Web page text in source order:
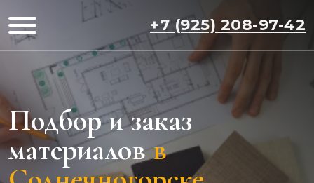
+7 (925) 208-97-42
Подбор и заказ
материалов в